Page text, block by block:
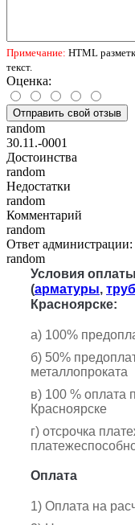
Примечание: HTML
текст.
Оценка:
Отправить свой отзыв
random
30.11.-0001
Достоинства
random
Недостатки
random
Комментарий
random
Ответ администрации:
random
Условия
(арматуры,
Красноярске:
а) 100%
б) 50%
металлопроката
в) 100 % оплата
Красноярске
г) отсрочка
Оплата
1) Оплата на